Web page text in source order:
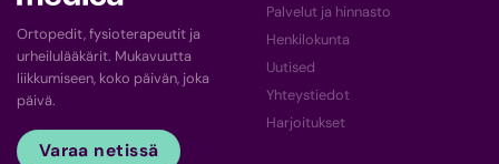
Ortopedit, fysioterapeutit ja
urheilulääkärit. Mukavuutta
liikkumiseen, koko päivän, joka
päivä.
Varaa netissä
Palvelut ja hinnasto
Henkilokunta
Uutised
Yhteystiedot
Harjoitukset